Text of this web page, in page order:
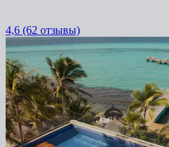
4,6 (62 отзывы)